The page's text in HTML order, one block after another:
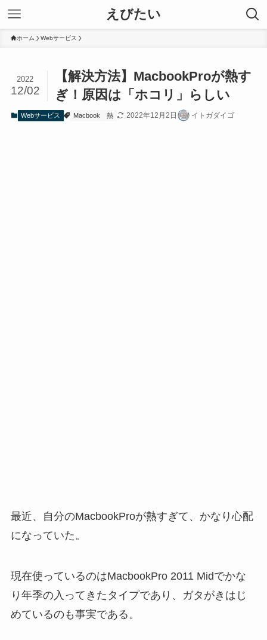
えびたい
ホーム Webサービス
【解決方法】MacbookProが熱す
ぎ！原因は「ホコリ」らしい
2022
12/02
Webサービス Macbook 熱 2022年12月2日 イトガダイゴ
最近、自分のMacbookProが熱すぎて、かなり心配
になっていた。
現在使っているのはMacbookPro 2011 Midでかな
り年季の入ってきたタイプであり、ガタがきはじ
めているのも事実である。